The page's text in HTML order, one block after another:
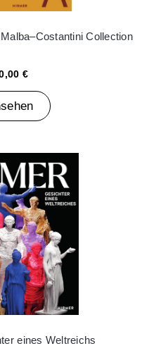
Collection
€
eines Weltreichs